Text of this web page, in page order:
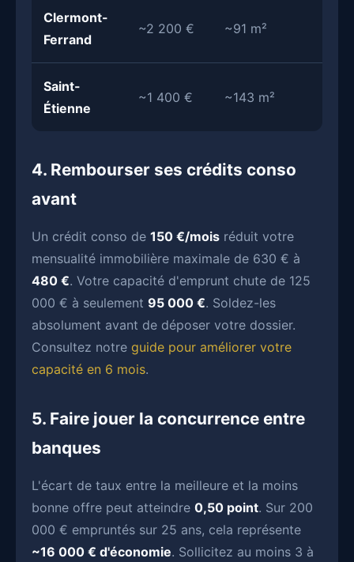
Clermont-
Ferrand
~2 200 € ~91 m²
Saint-
Étienne
~1 400 € ~143 m²
4. Rembourser ses crédits conso
avant
Un crédit conso de 150 €/mois réduit votre
mensualité immobilière maximale de 630 € à
480 €. Votre capacité d'emprunt chute de 125
000 € à seulement 95 000 €. Soldez-les
absolument avant de déposer votre dossier.
Consultez notre guide pour améliorer votre
capacité en 6 mois.
5. Faire jouer la concurrence entre
banques
L'écart de taux entre la meilleure et la moins
bonne offre peut atteindre 0,50 point. Sur 200
000 € empruntés sur 25 ans, cela représente
~16 000 € d'économie. Sollicitez au moins 3 à